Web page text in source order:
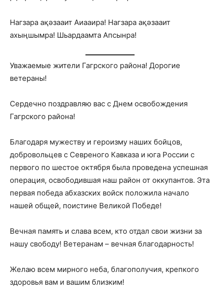
Нагзара ақәзааит Аиааира! Нагзара ақәзааит
ахыңшымра! Шьардаамта Апсынра!
Уважаемые жители Гагрского района! Дорогие
ветераны!
Сердечно поздравляю вас с Днем освобождения
Гагрского района!
Благодаря мужеству и героизму наших бойцов,
добровольцев с Севреного Кавказа и юга России с
первого по шестое октября была проведена успешная
операция, освободившая наш район от оккупантов. Эта
первая победа абхазских войск положила начало
нашей общей, поистине Великой Победе!
Вечная память и слава всем, кто отдал свои жизни за
нашу свободу! Ветеранам – вечная благодарность!
Желаю всем мирного неба, благополучия, крепкого
здоровья вам и вашим близким!